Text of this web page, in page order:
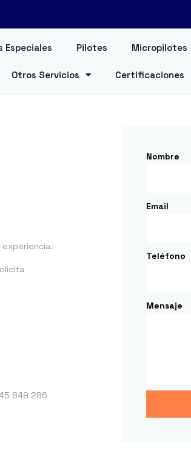
Especiales Pilotes Micropilotes
Otros Servicios Certificaciones
849 286
Nombre
Email
Teléfono
Mensaje